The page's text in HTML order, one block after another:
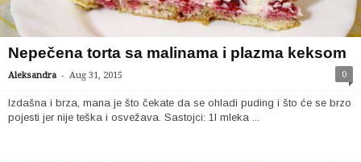
Nepečena torta sa malinama i plazma keksom
Aleksandra - Aug 31, 2015 0
Izdašna i brza, mana je što čekate da se ohladi puding i što će se brzo
pojesti jer nije teška i osvežava. Sastojci: 1l mleka ...